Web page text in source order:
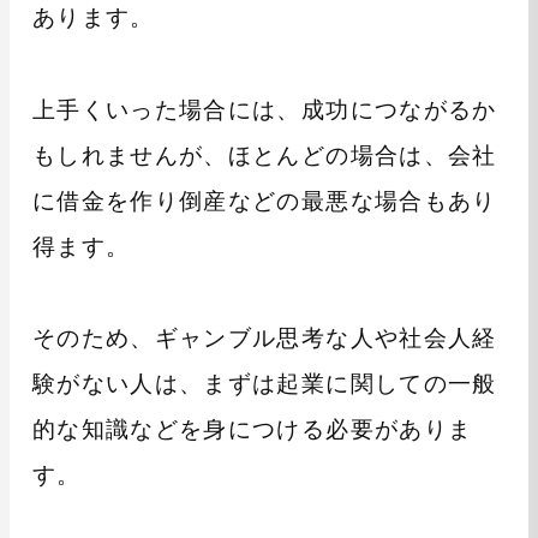
あります。
上手くいった場合には、成功につながるか
もしれませんが、ほとんどの場合は、会社
に借金を作り倒産などの最悪な場合もあり
得ます。
そのため、ギャンブル思考な人や社会人経
験がない人は、まずは起業に関しての一般
的な知識などを身につける必要がありま
す。